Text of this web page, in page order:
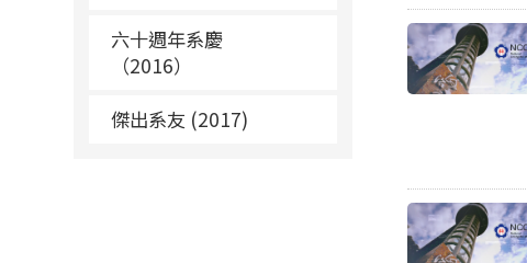
六十週年系慶
（2016）
傑出系友 (2017)